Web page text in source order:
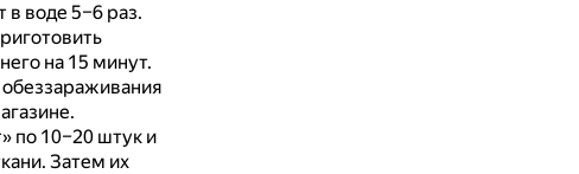
воде 5–6 раз.
на 15 минут.
по 10–20 штук и
Затем их